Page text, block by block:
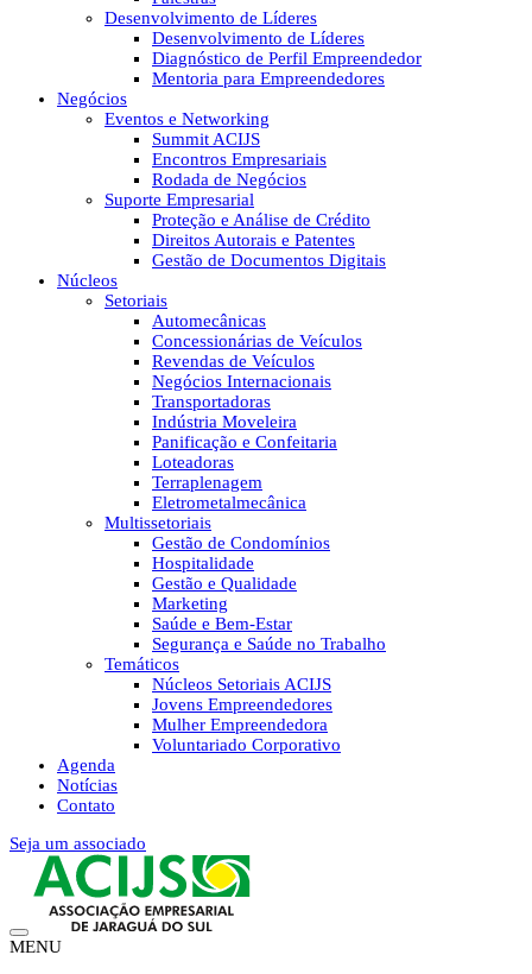
Desenvolvimento de Líderes
Desenvolvimento de Líderes
Diagnóstico de Perfil Empreendedor
Mentoria para Empreendedores
Negócios
Eventos e Networking
Summit ACIJS
Encontros Empresariais
Rodada de Negócios
Suporte Empresarial
Proteção e Análise de Crédito
Direitos Autorais e Patentes
Gestão de Documentos Digitais
Núcleos
Setoriais
Automecânicas
Concessionárias de Veículos
Revendas de Veículos
Negócios Internacionais
Transportadoras
Indústria Moveleira
Panificação e Confeitaria
Loteadoras
Terraplenagem
Eletrometalmecânica
Multissetoriais
Gestão de Condomínios
Hospitalidade
Gestão e Qualidade
Marketing
Saúde e Bem-Estar
Segurança e Saúde no Trabalho
Temáticos
Núcleos Setoriais ACIJS
Jovens Empreendedores
Mulher Empreendedora
Voluntariado Corporativo
Agenda
Notícias
Contato
Seja um associado
MENU